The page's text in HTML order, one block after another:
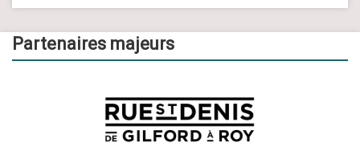
Partenaires majeurs